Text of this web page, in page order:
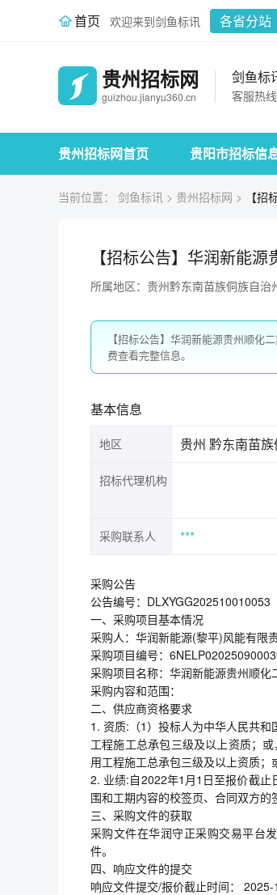
首页 欢迎来到剑鱼标讯 各省分站
贵州招标网
guizhou.jianyu360.cn
剑鱼标
客服热线
贵州招标网首页 贵阳市招标信
当前位置： 剑鱼标讯 > 贵州招标网 > 【
【招标公告】华润新能
所属地区：贵州黔东南苗族侗族自治
【招标公告】华润新能源贵州顺化
费查看完整信息。
基本信息
地区 贵州 黔东南苗
招标代理机构
采购联系人 ***
采购公告
公告编号：DLXYGG202510010053
一、采购项目基本情况
采购人：华润新能源(黎平)风能有限
采购项目编号：
采购项目名称：华润新能源贵州顺
采购内容和范围：
二、供应商资格要求
1. 资质:（1）投标人为中华人民共
工程施工总承包三级及以上资质；
用工程施工总承包三级及以上资质；
2. 业绩:自2022年1月1日至报价截止
围和工期内容的校签页、合同双方的
三、采购文件的获取
采购文件在华润守正采购交易平台
件。
四、响应文件的提交
响应文件提交/报价截止时间：